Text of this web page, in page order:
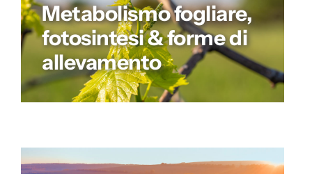
Metabolismo fogliare,
fotosintesi & forme di
allevamento